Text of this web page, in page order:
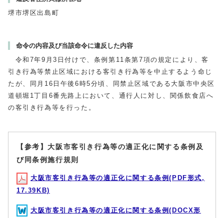
堺市堺区出島町
命令の内容及び当該命令に違反した内容
令和7年9月3日付けで、条例第11条第7項の規定により、客
引き行為等禁止区域における客引き行為等を中止するよう命じ
たが、同月16日午後6時5分頃、同禁止区域である大阪市中央区
道頓堀1丁目6番先路上において、通行人に対し、関係飲食店へ
の客引き行為等を行った。
【参考】大阪市客引き行為等の適正化に関する条例及
び同条例施行規則
大阪市客引き行為等の適正化に関する条例(PDF形式,
17.39KB)
大阪市客引き行為等の適正化に関する条例(DOCX形